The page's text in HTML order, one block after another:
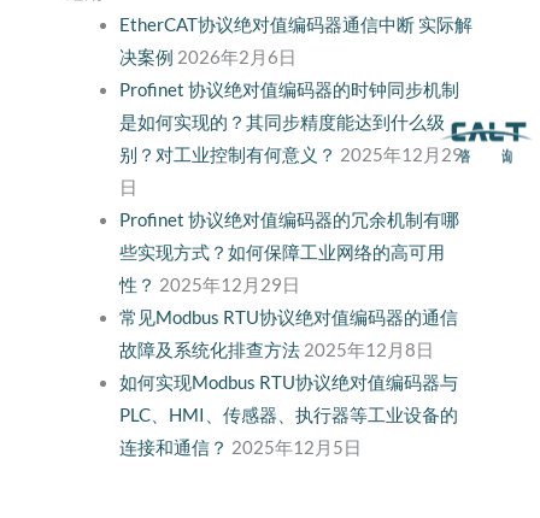
EtherCAT协议绝对值编码器通信中断 实际解
决案例 2026年2月6日
Profinet 协议绝对值编码器的时钟同步机制
是如何实现的？其同步精度能达到什么级
别？对工业控制有何意义？ 2025年12月29
日
Profinet 协议绝对值编码器的冗余机制有哪
些实现方式？如何保障工业网络的高可用
性？ 2025年12月29日
常见Modbus RTU协议绝对值编码器的通信
故障及系统化排查方法 2025年12月8日
如何实现Modbus RTU协议绝对值编码器与
PLC、HMI、传感器、执行器等工业设备的
连接和通信？ 2025年12月5日